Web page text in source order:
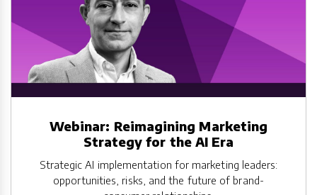
Webinar: Reimagining Marketing
Strategy for the AI Era
Strategic AI implementation for marketing leaders:
opportunities, risks, and the future of brand-